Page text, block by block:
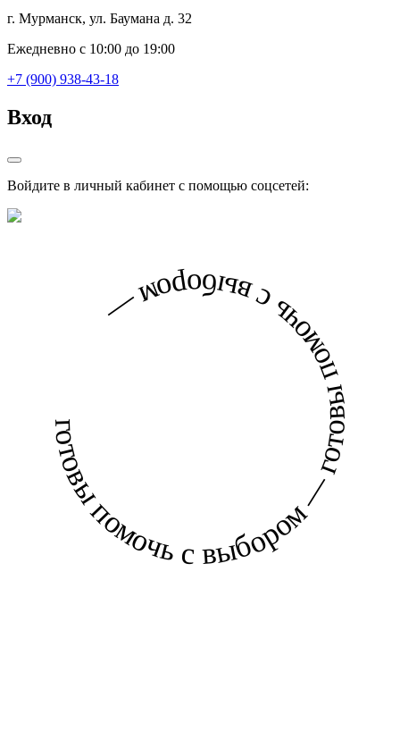
г. Мурманск, ул. Баумана д. 32
Ежедневно с 10:00 до 19:00
+7 (900) 938-43-18
Вход
Войдите в личный кабинет с помощью соцсетей:
готовы помочь с выбором — готовы помочь с выбором —